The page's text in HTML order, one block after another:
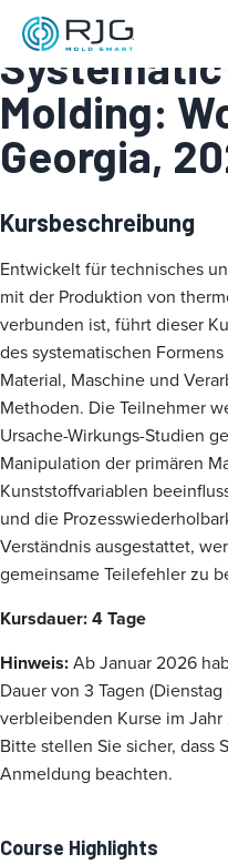
Molding:
Georgia,
Kursbeschreibung
Entwickelt für technisches
mit der Produktion von
verbunden ist, führt dieser
des systematischen
Material, Maschine und
Methoden. Die Teilnehmer
Ursache-Wirkungs-Studien
Manipulation der primären
Kunststoffvariablen
und die
Verständnis ausgestattet,
gemeinsame Teilefehler zu
Kursdauer: 4 Tage
Hinweis:Ab Januar 2026
Dauer von 3 Tagen
verbleibenden Kurse im
Bitte stellen Sie sicher, dass
Anmeldung beachten.
Course Highlights